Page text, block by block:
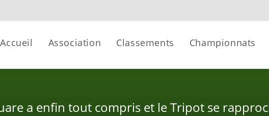
Accueil Association Classements Championnats
a enfin tout compris et le Tripot se